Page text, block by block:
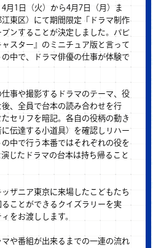
月1日（火）から4月7日（月）ま
東区）にて期間限定「ドラマ制作
ンすることが決定しました。パビ
スター』のミニチュア版と言って
中で、ドラマ俳優の仕事が体験で
事や撮影するドラマのテーマ、役
、全員で台本の読み合わせを行
セリフを暗記。各自の役柄の動き
伝達する小道具）を確認しリハー
中で行う本番ではそれぞれの役を
じたドラマの台本は持ち帰ること
ザニア東京に来場したこどもたち
ことができるクイズラリーを実
をお渡しします。
や番組が出来るまでの一連の流れ